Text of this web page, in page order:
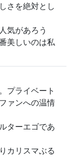
さを絶対とし
気があろう
美しいのは私
プライベート
ァンへの温情
ターエゴであ
カリスマぶる